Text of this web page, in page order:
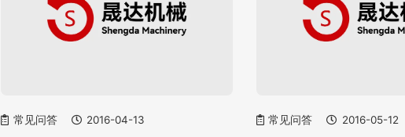
常见问答 2016-04-13 常见问答 2016-05-12